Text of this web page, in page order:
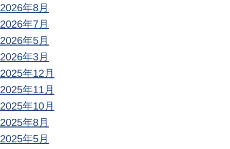
2026年8月
2026年7月
2026年5月
2026年3月
2025年12月
2025年11月
2025年10月
2025年8月
2025年5月